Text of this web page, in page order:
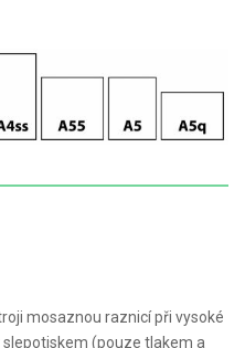
mosaznou raznicí při vysoké
(pouze tlakem a